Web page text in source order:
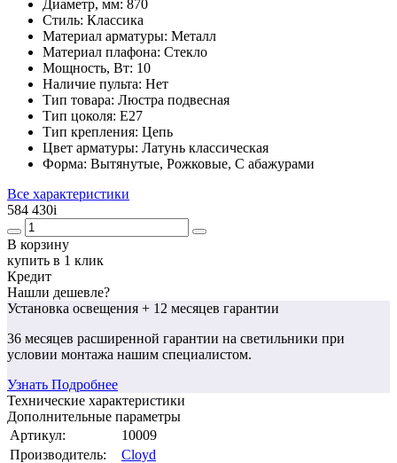
Диаметр, мм: 870
Стиль: Классика
Материал арматуры: Металл
Материал плафона: Стекло
Мощность, Вт: 10
Наличие пульта: Нет
Тип товара: Люстра подвесная
Тип цоколя: E27
Тип крепления: Цепь
Цвет арматуры: Латунь классическая
Форма: Вытянутые, Рожковые, С абажурами
Все характеристики
584 430i
В корзину
купить в 1 клик
Кредит
Нашли дешевле?
Установка освещения + 12 месяцев гарантии
36 месяцев расширенной гарантии на светильники при
условии монтажа нашим специалистом.
Узнать Подробнее
Технические характеристики
Дополнительные параметры
Артикул:
10009
Производитель:
Cloyd